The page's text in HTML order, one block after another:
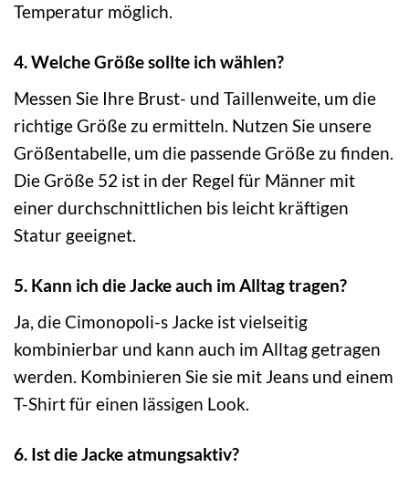
Temperatur möglich.
4. Welche Größe sollte ich wählen?
Messen Sie Ihre Brust- und Taillenweite, um die
richtige Größe zu ermitteln. Nutzen Sie unsere
Größentabelle, um die passende Größe zu finden.
Die Größe 52 ist in der Regel für Männer mit
einer durchschnittlichen bis leicht kräftigen
Statur geeignet.
5. Kann ich die Jacke auch im Alltag tragen?
Ja, die Cimonopoli-s Jacke ist vielseitig
kombinierbar und kann auch im Alltag getragen
werden. Kombinieren Sie sie mit Jeans und einem
T-Shirt für einen lässigen Look.
6. Ist die Jacke atmungsaktiv?